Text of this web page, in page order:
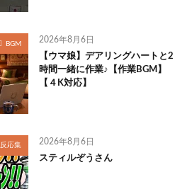
BGM 2026年8月6日
【ウマ娘】デアリングハートと2
時間一緒に作業♪【作業BGM】
【４K対応】
反応集 2026年8月6日
スティルぞうさん